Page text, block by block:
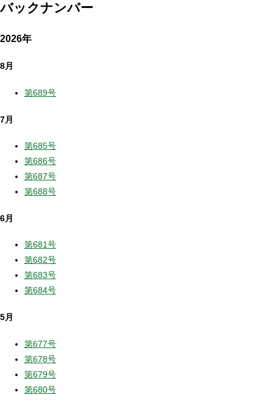
バックナンバー
2026年
8月
第689号
7月
第685号
第686号
第687号
第688号
6月
第681号
第682号
第683号
第684号
5月
第677号
第678号
第679号
第680号